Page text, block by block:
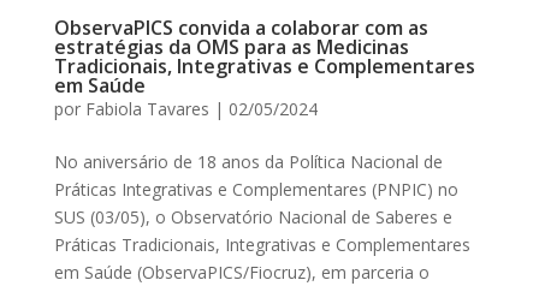
ObservaPICS convida a colaborar com as
estratégias da OMS para as Medicinas
Tradicionais, Integrativas e Complementares
em Saúde
por Fabiola Tavares | 02/05/2024
No aniversário de 18 anos da Política Nacional de
Práticas Integrativas e Complementares (PNPIC) no
SUS (03/05), o Observatório Nacional de Saberes e
Práticas Tradicionais, Integrativas e Complementares
em Saúde (ObservaPICS/Fiocruz), em parceria o